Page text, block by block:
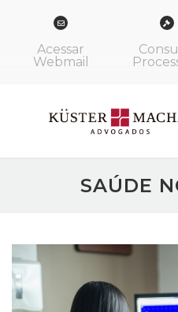
Acessar
Webmail
SAÚDE